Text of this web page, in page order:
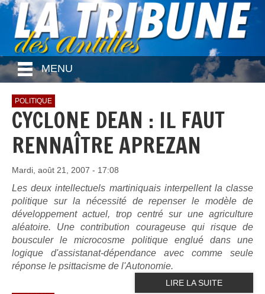
MENU
POLITIQUE
CYCLONE DEAN : IL FAUT
RENNAÎTRE APREZAN
Mardi, août 21, 2007 - 17:08
Les deux intellectuels martiniquais interpellent la classe
politique sur la nécessité de repenser le modèle de
développement actuel, trop centré sur une agriculture
aléatoire. Une contribution courageuse qui risque de
bousculer le microcosme politique englué dans une
logique d'assistanat-dépendance avec comme seule
réponse le psittacisme de l'Autonomie.
LIRE LA SUITE